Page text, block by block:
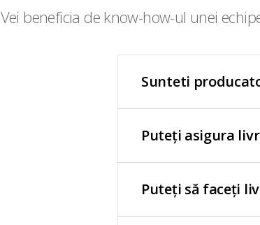
Vei beneficia de know-how-ul unei
Sunteti
Puteți asigura
Puteți să faceți